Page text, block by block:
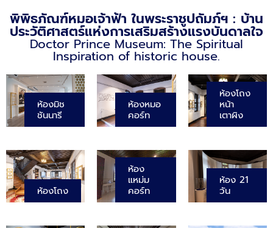
พิพิธภัณฑ์หมอเจ้าฟ้า ในพระราชูปถัมภ์ฯ : บ้าน
ประวัติศาสตร์แห่งการเสริมสร้างแรงบันดาลใจ
Doctor Prince Museum: The Spiritual
Inspiration of historic house.
ห้องมิช
ชันนารี
ห้องหมอ
คอร์ท
ห้องโถง
หน้า
เตาผิง
ห้องโถง
ห้อง
แหม่ม
คอร์ท
ห้อง 21
วัน